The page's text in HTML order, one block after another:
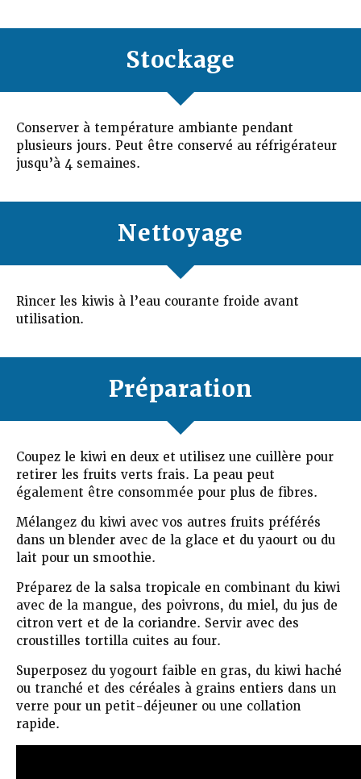
Stockage
Conserver à température ambiante pendant
plusieurs jours. Peut être conservé au réfrigérateur
jusqu’à 4 semaines.
Nettoyage
Rincer les kiwis à l’eau courante froide avant
utilisation.
Préparation
Coupez le kiwi en deux et utilisez une cuillère pour
retirer les fruits verts frais. La peau peut
également être consommée pour plus de fibres.
Mélangez du kiwi avec vos autres fruits préférés
dans un blender avec de la glace et du yaourt ou du
lait pour un smoothie.
Préparez de la salsa tropicale en combinant du kiwi
avec de la mangue, des poivrons, du miel, du jus de
citron vert et de la coriandre. Servir avec des
croustilles tortilla cuites au four.
Superposez du yogourt faible en gras, du kiwi haché
ou tranché et des céréales à grains entiers dans un
verre pour un petit-déjeuner ou une collation
rapide.